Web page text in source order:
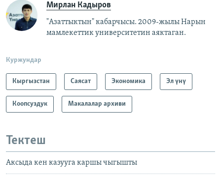
Мирлан Кадыров
"Азаттыктын" кабарчысы. 2009-жылы Нарын
мамлекеттик университетин аяктаган.
Куржундар
Кыргызстан Саясат Экономика Эл үнү
Коопсуздук Макалалар архиви
Тектеш
Аксыда кен казууга каршы чыгышты